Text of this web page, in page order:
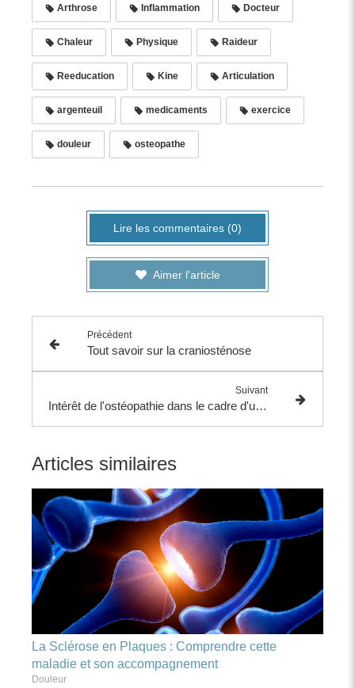
Arthrose Inflammation Docteur
Chaleur Physique Raideur
Reeducation Kine Articulation
argenteuil medicaments exercice
douleur osteopathe
Lire les commentaires (0)
Aimer l'article
Précédent
Tout savoir sur la craniosténose
Suivant
Intérêt de l'ostéopathie dans le cadre d'un cancer
Articles similaires
La Sclérose en Plaques : Comprendre cette
maladie et son accompagnement
Douleur